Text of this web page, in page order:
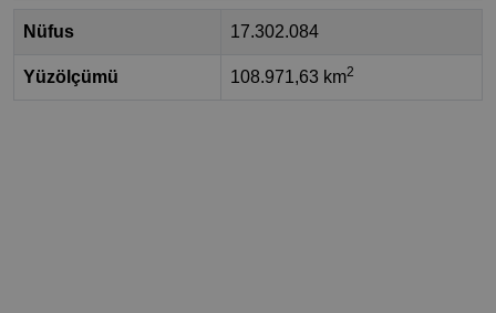
Nüfus 17.302.084
Yüzölçümü 108.971,63 km2